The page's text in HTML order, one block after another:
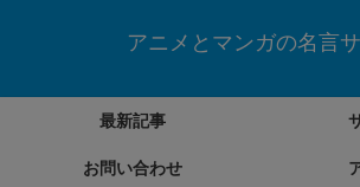
アニメとマンガの名言
最新記事
お問い合わせ